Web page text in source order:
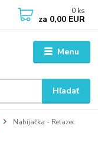
Menu
Hľadať
0 ks
za 0,00 EUR
Nabíjačka - Reťazec